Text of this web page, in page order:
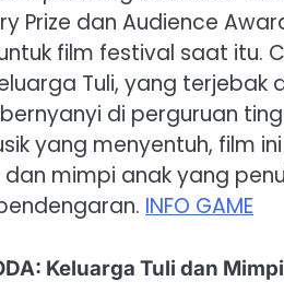
Prize dan Audience
film festival saat itu.
Tuli, yang terjebak
di perguruan
yang menyentuh, film
mimpi anak yang
INFO GAME
Keluarga Tuli dan